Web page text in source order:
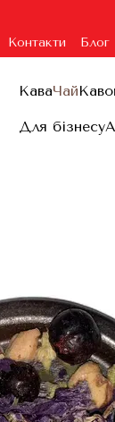
Контакти Блог
та повернення
КаваЧай
Для бізнесу